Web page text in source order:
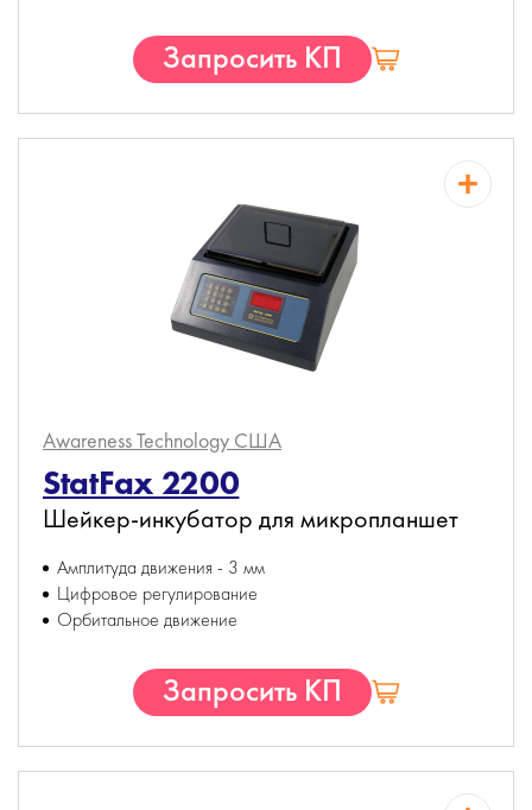
Запросить КП
Awareness Technology США
StatFax 2200
Шейкер-инкубатор для микропланшет
Амплитуда движения - 3 мм
Цифровое регулирование
Орбитальное движение
Запросить КП